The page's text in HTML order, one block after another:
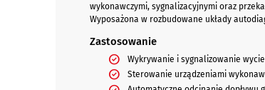
wykonawczymi, sygnalizacyjnymi oraz
Wyposażona w rozbudowane układy
Zastosowanie
Wykrywanie i sygnalizowanie
Sterowanie urządzeniami